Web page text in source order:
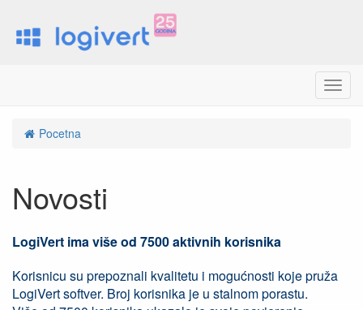
M
e
Pocetna
Novosti
LogiVert ima više od 7500 aktivnih korisnika
Korisnicu su prepoznali kvalitetu i mogućnosti koje pruža
LogiVert softver. Broj korisnika je u stalnom porastu.